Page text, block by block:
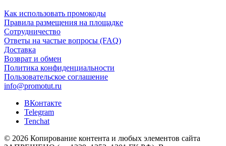
Как использовать промокоды
Правила размещения на площадке
Сотрудничество
Ответы на частые вопросы (FAQ)
Доставка
Возврат и обмен
Политика конфиденциальности
Пользовательское соглашение
info@promotut.ru
ВКонтакте
Telegram
Tenchat
© 2026 Копирование контента и любых элементов сайта